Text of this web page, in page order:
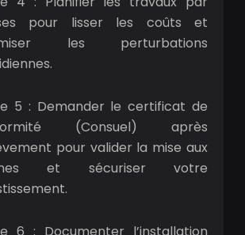
pour lisser les coûts et
les perturbations
5 : Demander le certificat de
(Consuel) après
pour valider la mise aux
et sécuriser votre
6 : Documenter l’installation